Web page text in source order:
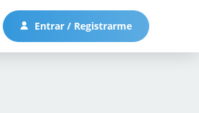
Entrar / Registrarme